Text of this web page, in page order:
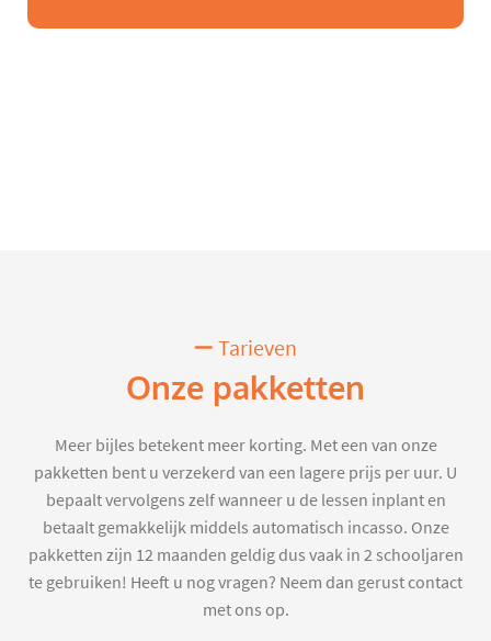
Tarieven
Onze pakketten
Meer bijles betekent meer korting. Met een van onze
pakketten bent u verzekerd van een lagere prijs per uur. U
bepaalt vervolgens zelf wanneer u de lessen inplant en
betaalt gemakkelijk middels automatisch incasso. Onze
pakketten zijn 12 maanden geldig dus vaak in 2 schooljaren
te gebruiken! Heeft u nog vragen? Neem dan gerust contact
met ons op.